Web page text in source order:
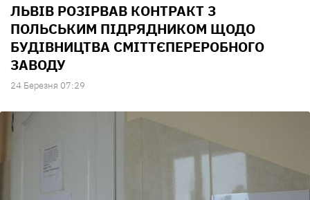
ЛЬВІВ РОЗІРВАВ КОНТРАКТ З
ПОЛЬСЬКИМ ПІДРЯДНИКОМ ЩОДО
БУДІВНИЦТВА СМІТТЄПЕРЕРОБНОГО
ЗАВОДУ
24 Березня 07:29